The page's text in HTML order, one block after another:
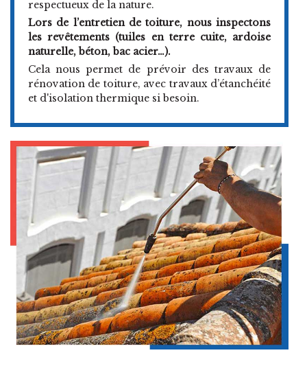
respectueux de la nature.
Lors de l’entretien de toiture, nous inspectons
les revêtements (tuiles en terre cuite, ardoise
naturelle, béton, bac acier…).
Cela nous permet de prévoir des travaux de
rénovation de toiture, avec travaux d’étanchéité
et d'isolation thermique si besoin.